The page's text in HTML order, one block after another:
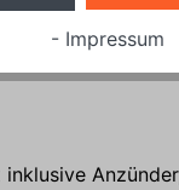
HP10736
- Impressum